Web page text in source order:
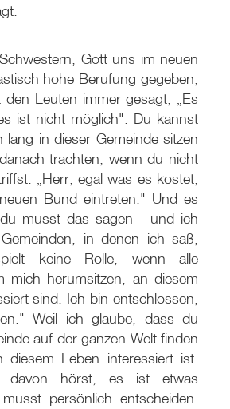
Gott uns im neuen
hohe Berufung gegeben,
Leuten immer gesagt, „Es
ist nicht möglich". Du kannst
lang in dieser Gemeinde sitzen
trachten, wenn du nicht
„Herr, egal was es kostet,
Bund eintreten." Und es
musst das sagen - und ich
in denen ich saß,
keine Rolle, wenn alle
mich herumsitzen, an diesem
sind. Ich bin entschlossen,
Weil ich glaube, dass du
auf der ganzen Welt finden
Leben interessiert ist.
davon hörst, es ist etwas
persönlich entscheiden.